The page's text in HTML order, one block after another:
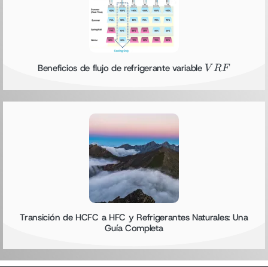
Beneficios de flujo de refrigerante variable VRF
V RF
Transición de HCFC a HFC y Refrigerantes Naturales: Una
Guía Completa